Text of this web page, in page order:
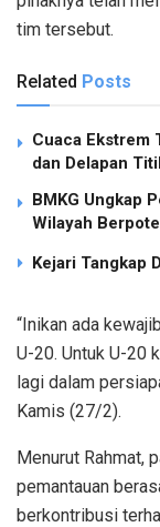
tim tersebut.
Related Posts
Cuaca Ekstrem
dan Delapan
BMKG Ungkap
Wilayah
Kejari Tangkap
“Inikan ada
U-20. Untuk U-20
lagi dalam
Kamis (27/2).
Menurut Rahmat,
pemantauan
berkontribusi